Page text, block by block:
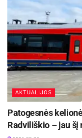
AKTUALIJOS
Patogesnės
Radviliškio – jau šį